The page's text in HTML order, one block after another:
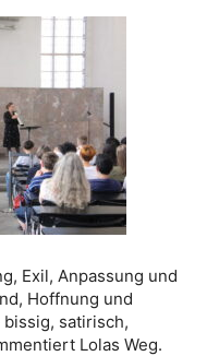
Exil, Anpassung und
Hoffnung und
satirisch,
Lolas Weg.